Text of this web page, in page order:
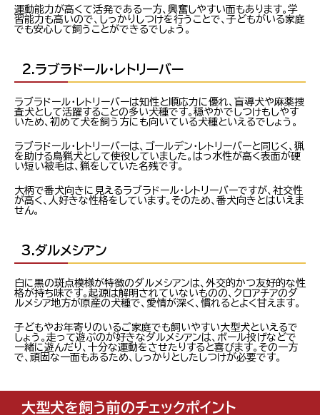
運動能力が高くて活発である一方、興奮しやすい面もあります。学
習能力も高いので、しっかりしつけを行うことで、子どもがいる家庭
でも安心して飼うことができるでしょう。
2.ラブラドール・レトリーバー
ラブラドール・レトリーバーは知性と順応力に優れ、盲導犬や麻薬捜
査犬として活躍することの多い犬種です。穏やかでしつけもしやす
いため、初めて犬を飼う方にも向いている犬種といえるでしょう。
ラブラドール・レトリーバーは、ゴールデン・レトリーバーと同じく、猟
を助ける鳥猟犬として使役していました。はっ水性が高く表面が硬
い短い被毛は、猟をしていた名残です。
大柄で番犬向きに見えるラブラドール・レトリーバーですが、社交性
が高く、人好きな性格をしています。そのため、番犬向きとはいえま
せん。
3.ダルメシアン
白に黒の斑点模様が特徴のダルメシアンは、外交的かつ友好的な性
格が持ち味です。起源は解明されていないものの、クロアチアのダ
ルメシア地方が原産の犬種で、愛情が深く、慣れるとよく甘えます。
子どもやお年寄りのいるご家庭でも飼いやすい大型犬といえるで
しょう。走って遊ぶのが好きなダルメシアンは、ボール投げなどで
一緒に遊んだり、十分な運動をさせたりすると喜びます。その一方
で、頑固な一面もあるため、しっかりとしたしつけが必要です。
大型犬を飼う前のチェックポイント